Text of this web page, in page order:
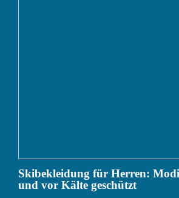
Skibekleidung für Herren:
und vor Kälte geschützt